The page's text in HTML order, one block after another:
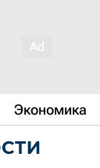
Экономика